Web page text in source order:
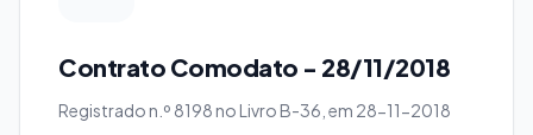
Contrato Comodato - 28/11/2018
Registrado n.º 8198 no Livro B-36, em 28-11-2018